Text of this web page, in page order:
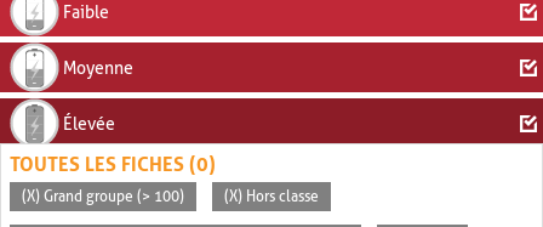
Faible
Moyenne
Élevée
TOUTES LES FICHES (0)
(X) Grand groupe (> 100) (X) Hors classe